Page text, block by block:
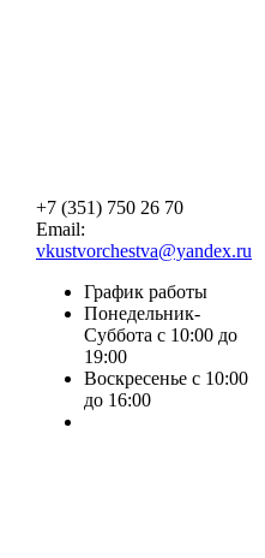
+7 (351) 750 26 70
Email:
vkustvorchestva@yandex.ru
График работы
Понедельник-
Суббота с 10:00 до
19:00
Воскресенье с 10:00
до 16:00